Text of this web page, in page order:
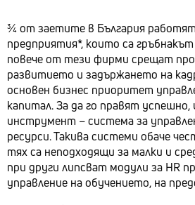
¾ от заетите в България
предприятия*, които са
повече от тези фирми срещат
развитието и задържането на
основен бизнес приоритет
капитал. За да го правят
инструмент – система за
ресурси. Такива системи обаче
тях са неподходящи за малки и
при други липсват модули за HR
управление на обучението, на